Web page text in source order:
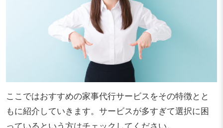
ここではおすすめの家事代行サービスをその特徴とと
もに紹介していきます。サービスが多すぎて選択に困
っているという方はチェックしてください。